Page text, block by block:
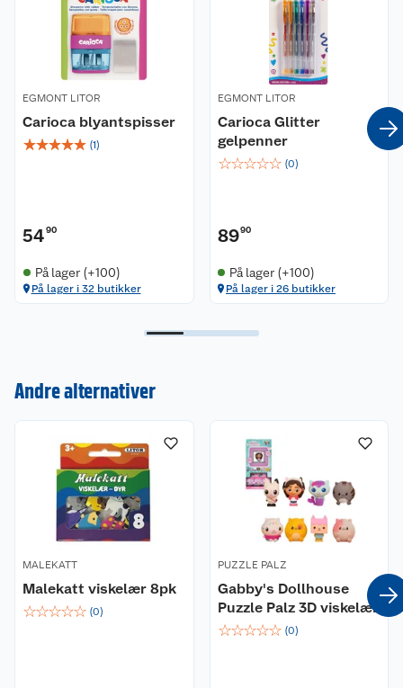
EGMONT LITOR
Carioca blyantspisser
☆☆☆☆☆ (1)
5490
På lager (+100)
På lager i 32 butikker
EGMONT LITOR
Carioca Glitter
gelpenner
☆☆☆☆☆ (0)
8990
På lager (+100)
På lager i 26 butikker
Andre alternativer
MALEKATT
Malekatt viskelær 8pk
☆☆☆☆☆ (0)
PUZZLE PALZ
Gabby's Dollhouse
Puzzle Palz 3D viskelær
☆☆☆☆☆ (0)
Om oss
Nyheter
Våre butikker
Coop kjeder
Kontakt oss
Angre- og returrett
Reklamasjon og garanti
Betalingsalternativer